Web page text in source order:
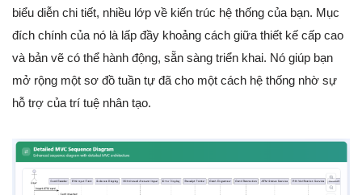
biểu diễn chi tiết, nhiều lớp về kiến trúc hệ thống của bạn. Mục
đích chính của nó là lấp đầy khoảng cách giữa thiết kế cấp cao
và bản vẽ có thể hành động, sẵn sàng triển khai. Nó giúp bạn
mở rộng một sơ đồ tuần tự đã cho một cách hệ thống nhờ sự
hỗ trợ của trí tuệ nhân tạo.